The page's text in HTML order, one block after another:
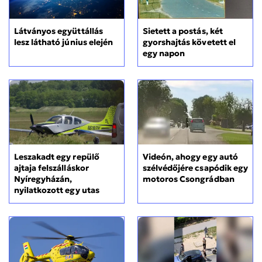
Látványos együttállás
lesz látható június elején
Sietett a postás, két
gyorshajtás követett el
egy napon
Leszakadt egy repülő
ajtaja felszálláskor
Nyíregyházán,
nyilatkozott egy utas
Videón, ahogy egy autó
szélvédőjére csapódik egy
motoros Csongrádban